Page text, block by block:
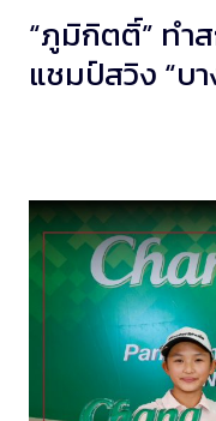
“ภูมิกิตติ์” ทำ
แชมป์สวิง “บ